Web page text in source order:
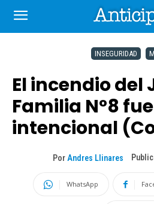
INSEGURIDAD
El incendio del
Familia N°8 fue
intencional
Por Andres Llinares
WhatsApp